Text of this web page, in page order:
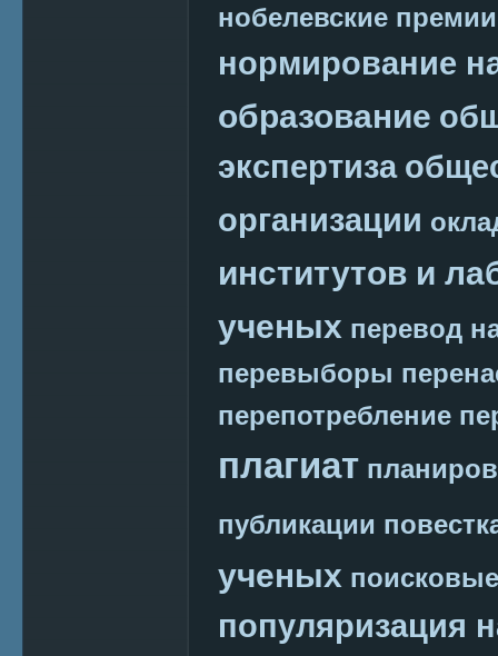
нобелевские премии
нормирование
образование
экспертиза
организации
институтов и
ученых перевод
перевыборы
перепотребление
плагиат
публикации
ученых
популяризация